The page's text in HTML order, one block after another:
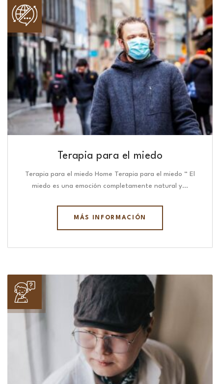
Terapia para el miedo
Terapia para el miedo Home Terapia para el miedo “ El
miedo es una emoción completamente natural y…
MÁS INFORMACIÓN